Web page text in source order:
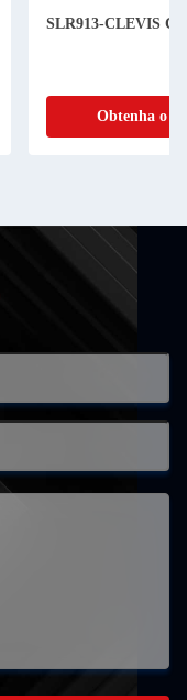
SLR913-CLEVIS C
Obtenha o